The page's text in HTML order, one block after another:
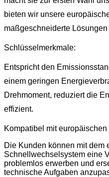
bieten wir unsere
maßgeschneiderte Lösungen
Schlüsselmerkmale:
Entspricht den
einem geringen
Drehmoment, reduziert die
effizient.
Kompatibel mit
Die Kunden können mit dem
Schnellwechselsystem eine
problemlos erwerben und
technische Aufgaben